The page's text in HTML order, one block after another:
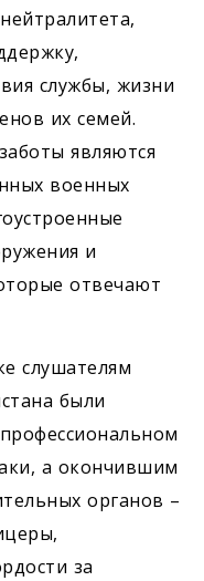
службы, жизни
их семей.
являются
военных
и
отвечают
слушателям
были
а окончившим
органов –
за